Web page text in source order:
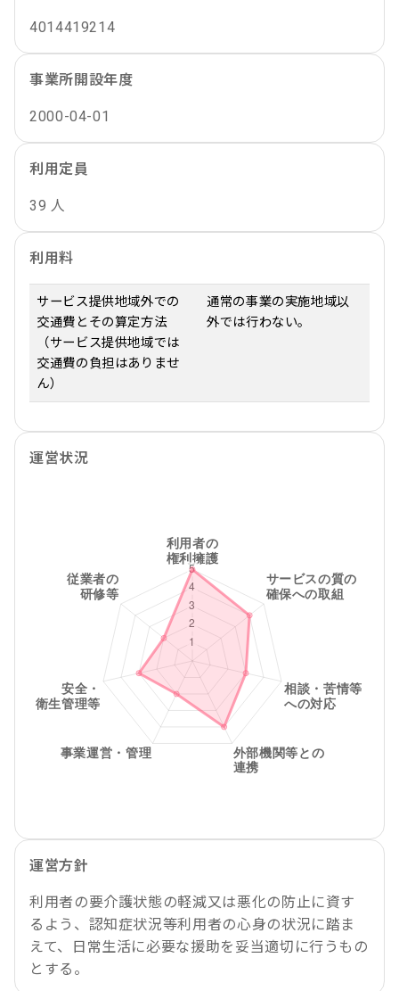
4014419214
事業所開設年度
2000-04-01
利用定員
39 人
利用料
サービス提供地域外での
交通費とその算定方法
（サービス提供地域では
交通費の負担はありませ
ん）
通常の事業の実施地域以
外では行わない。
運営状況
運営方針
利用者の要介護状態の軽減又は悪化の防止に資す
るよう、認知症状況等利用者の心身の状況に踏ま
えて、日常生活に必要な援助を妥当適切に行うもの
とする。